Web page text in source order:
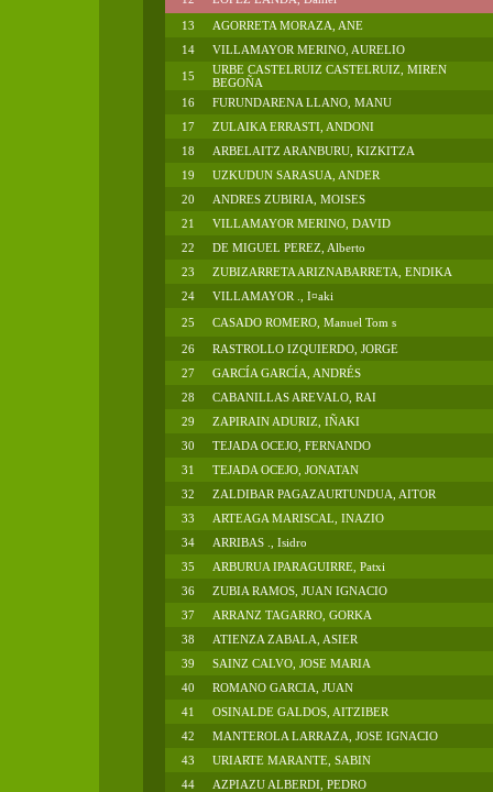
13
AGORRETA MORAZA, ANE
14
VILLAMAYOR MERINO, AURELIO
15
URBE CASTELRUIZ CASTELRUIZ, MIREN
BEGOÑA
16
FURUNDARENA LLANO, MANU
17
ZULAIKA ERRASTI, ANDONI
18
ARBELAITZ ARANBURU, KIZKITZA
19
UZKUDUN SARASUA, ANDER
20
ANDRES ZUBIRIA, MOISES
21
VILLAMAYOR MERINO, DAVID
22
DE MIGUEL PEREZ, Alberto
23
ZUBIZARRETA ARIZNABARRETA, ENDIKA
24
VILLAMAYOR ., I¤aki
25
CASADO ROMERO, Manuel Tom s
26
RASTROLLO IZQUIERDO, JORGE
27
GARCÍA GARCÍA, ANDRÉS
28
CABANILLAS AREVALO, RAI
29
ZAPIRAIN ADURIZ, IÑAKI
30
TEJADA OCEJO, FERNANDO
31
TEJADA OCEJO, JONATAN
32
ZALDIBAR PAGAZAURTUNDUA, AITOR
33
ARTEAGA MARISCAL, INAZIO
34
ARRIBAS ., Isidro
35
ARBURUA IPARAGUIRRE, Patxi
36
ZUBIA RAMOS, JUAN IGNACIO
37
ARRANZ TAGARRO, GORKA
38
ATIENZA ZABALA, ASIER
39
SAINZ CALVO, JOSE MARIA
40
ROMANO GARCIA, JUAN
41
OSINALDE GALDOS, AITZIBER
42
MANTEROLA LARRAZA, JOSE IGNACIO
43
URIARTE MARANTE, SABIN
44
AZPIAZU ALBERDI, PEDRO